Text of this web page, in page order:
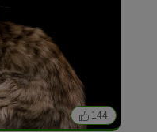
144